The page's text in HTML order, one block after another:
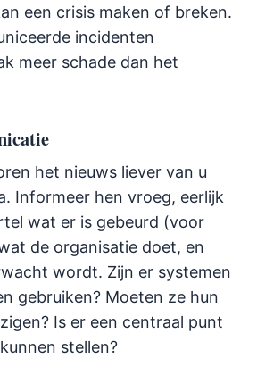
een crisis maken of breken.
incidenten
meer schade dan het
het nieuws liever van u
Informeer hen vroeg, eerlijk
wat er is gebeurd (voor
de organisatie doet, en
wordt. Zijn er systemen
gebruiken? Moeten ze hun
Is er een centraal punt
stellen?